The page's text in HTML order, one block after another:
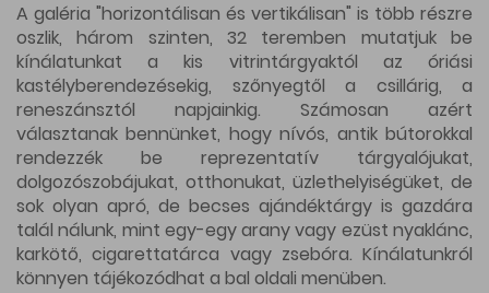
A galéria "horizontálisan és vertikálisan" is több részre
oszlik, három szinten, 32 teremben mutatjuk be
kínálatunkat a kis vitrintárgyaktól az óriási
kastélyberendezésekig, szőnyegtől a csillárig, a
reneszánsztól napjainkig. Számosan azért
választanak bennünket, hogy nívós, antik bútorokkal
rendezzék be reprezentatív tárgyalójukat,
dolgozószobájukat, otthonukat, üzlethelyiségüket, de
sok olyan apró, de becses ajándéktárgy is gazdára
talál nálunk, mint egy-egy arany vagy ezüst nyaklánc,
karkötő, cigarettatárca vagy zsebóra. Kínálatunkról
könnyen tájékozódhat a bal oldali menüben.